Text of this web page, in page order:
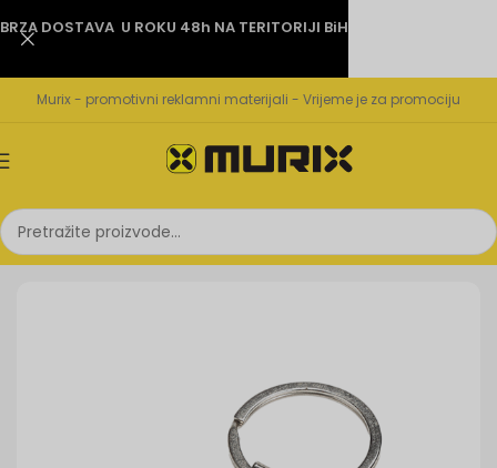
Murix - promotivni reklamni materijali - Vrijeme je za promociju
Početna Privjesci
BRZA DOSTAVA U ROKU 48h NA TERITORIJI BiH